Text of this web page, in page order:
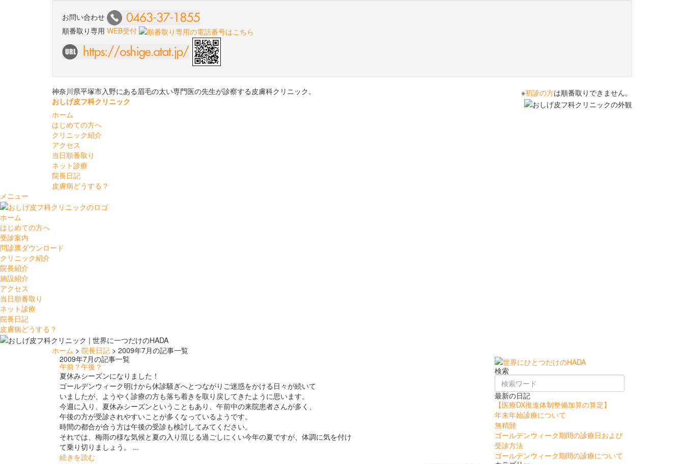
お問い合わせ
順番取り専用 WEB受付
神奈川県平塚市入野にある眉毛の太い専門医の先生が診察する皮膚科クリニック。 ※初診の方は順番取りできません。
おしげ皮フ科クリニック
ホーム
はじめての方へ
クリニック紹介
アクセス
当日順番取り
ネット診療
院長日記
皮膚病どうする？
メニュー
ホーム
はじめての方へ
受診案内
問診票ダウンロード
クリニック紹介
院長紹介
施設紹介
アクセス
当日順番取り
ネット診療
院長日記
皮膚病どうする？
ホーム > 院長日記 > 2009年7月の記事一覧
2009年7月の記事一覧
午前？午後？
夏休みシーズンになりました！
ゴールデンウィーク明けから休診騒ぎへとつながりご迷惑をかける日々が続いて
いましたが、ようやく診療の方も落ち着きを取り戻してきたように思います。
今週に入り、夏休みシーズンということもあり、午前中の来院患者さんが多く、
午後の方が受診されやすいことが多くなっているようです。
時間の都合が合う方は午後の受診も検討してみてください。
それでは、梅雨の様な気候と夏の入り混じる過ごしにくい今年の夏ですが、体調に気を付け
て乗り切りましょう。 ...
続きを読む
検索
最新の日記
【医療DX推進体制整備加算の算定】
年末年始診療について
無精髭
ゴールデンウィーク期間の診療日および
受診方法
ゴールデンウィーク期間の診療について